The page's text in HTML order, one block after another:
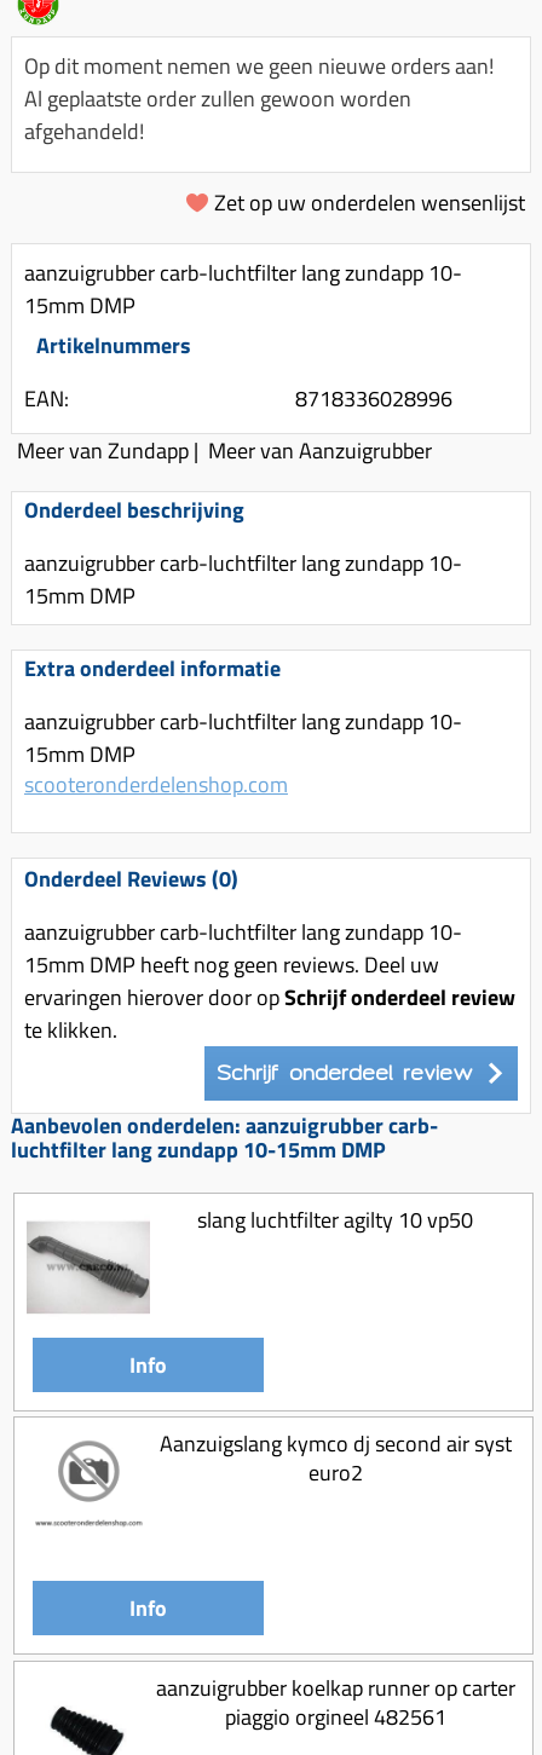
Spanningsregelaar
Toerenbegrenzer
Remlichtschakelaar
Led verlichting
Luchtfilter (delen)
Luchtfilter deksel
Motor blokken
Motorblok (delen)
Pakking (sets)
Vlotterbak pakking
Sproeiers
Spruitstuk (delen)
Uitlaten compleet
Uitlaat bocht
Radiateur (delen)
Waterpomp (delen)
V-snaren
Variorolsets
Pulley
Variateur (delen)
Variokit
Voor tandwielen
Zuigers
Origineel zuigers
Tomos opvoeren (kits)
Koppeling compleet
Koppeling trekveer
Koeling (delen)
Overbrenging
Km teller kabel
Kickstart deksel
Kickstartpedaal
Kickstart ronsel
Spiegels
Stuurschakelaar
Stuur (delen)
Remblokken
Rem (delen)
Remhevels
Remsegmenten
Remklauw (delen)
Remschijven
Voorvork
Wiel (delen)
Zadel
Standaard
Olie-onderhoudsmiddelen
Oppakbeugel
Scooter alarm
Scooter Kleding
Crossbril
Stickers
Stuurslot
Regenkleding
Vespa accessoires
Voordragers
Windschermen
Accessoires overig
Gereedschap
Speednut
Op dit moment nemen we geen nieuwe orders aan!
Al geplaatste order zullen gewoon worden
afgehandeld!
Zet op uw onderdelen wensenlijst
aanzuigrubber carb-luchtfilter lang zundapp 10-
15mm DMP
Artikelnummers
EAN:
8718336028996
Meer van Zundapp| Meer van Aanzuigrubber
Onderdeel beschrijving
aanzuigrubber carb-luchtfilter lang zundapp 10-
15mm DMP
Extra onderdeel informatie
aanzuigrubber carb-luchtfilter lang zundapp 10-
15mm DMP
scooteronderdelenshop.com
Onderdeel Reviews (0)
aanzuigrubber carb-luchtfilter lang zundapp 10-
15mm DMP heeft nog geen reviews. Deel uw
ervaringen hierover door opSchrijf onderdeel review
te klikken.
Schrijf onderdeel review
Aanbevolen onderdelen: aanzuigrubber carb-
luchtfilter lang zundapp 10-15mm DMP
slang luchtfilter agilty 10 vp50
Info
Aanzuigslang kymco dj second air syst
euro2
Info
aanzuigrubber koelkap runner op carter
piaggio orgineel 482561